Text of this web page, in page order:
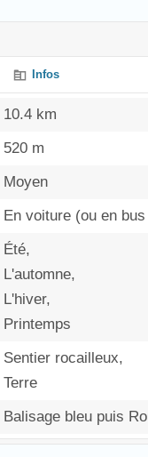
Infos
10.4 km
520 m
Moyen
En voiture (ou en
Été,
L'automne,
L'hiver,
Printemps
Sentier rocailleux,
Terre
Balisage bleu puis